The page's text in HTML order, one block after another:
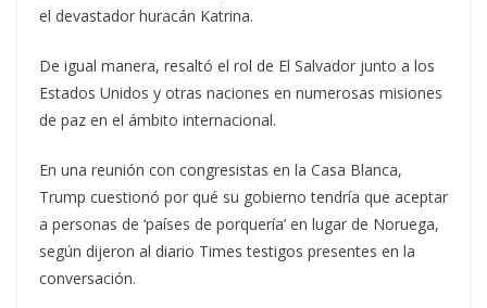
el devastador huracán Katrina.
De igual manera, resaltó el rol de El Salvador junto a los
Estados Unidos y otras naciones en numerosas misiones
de paz en el ámbito internacional.
En una reunión con congresistas en la Casa Blanca,
Trump cuestionó por qué su gobierno tendría que aceptar
a personas de ‘países de porquería’ en lugar de Noruega,
según dijeron al diario Times testigos presentes en la
conversación.